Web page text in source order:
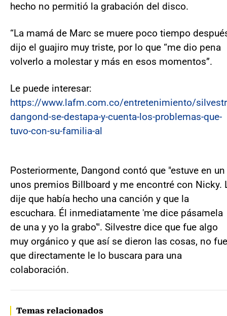
hecho no permitió la grabación del disco.
“La mamá de Marc se muere poco tiempo
dijo el guajiro muy triste, por lo que “me dio pena
volverlo a molestar y más en esos momentos”.
Le puede interesar:
https://www.lafm.com.co/entretenimiento/
dangond-se-destapa-y-cuenta-los-problemas-que-
tuvo-con-su-familia-al
Posteriormente, Dangond contó que "estuve en un
unos premios Billboard y me encontré con Nicky.
dije que había hecho una canción y que la
escuchara. Él inmediatamente 'me dice pásamela
de una y yo la grabo'". Silvestre dice que fue algo
muy orgánico y que así se dieron las cosas, no fue
que directamente le lo buscara para una
colaboración.
Temas relacionados